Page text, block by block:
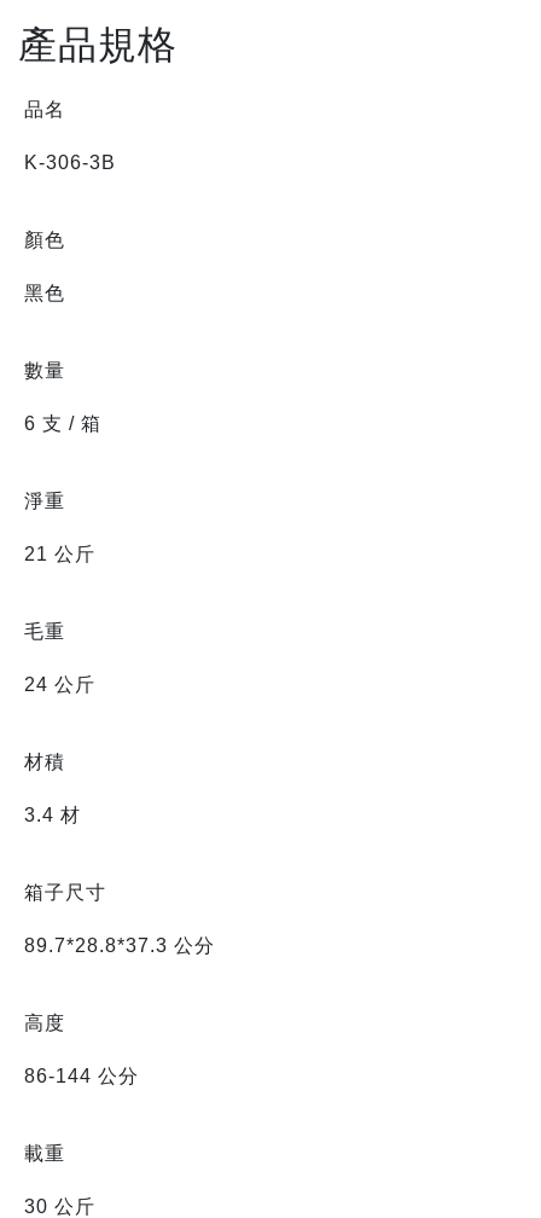
產品規格
品名
K-306-3B
顏色
黑色
數量
6 支 / 箱
淨重
21 公斤
毛重
24 公斤
材積
3.4 材
箱子尺寸
89.7*28.8*37.3 公分
高度
86-144 公分
載重
30 公斤